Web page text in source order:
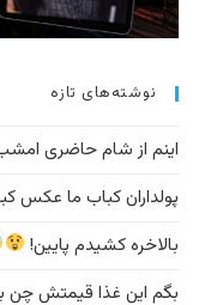
نوشته‌های تازه
اینم از شام حاضری
پولداران کباب ما عکس
بالاخره کشیدم پایین!
بگم این غذا قیمتش چن